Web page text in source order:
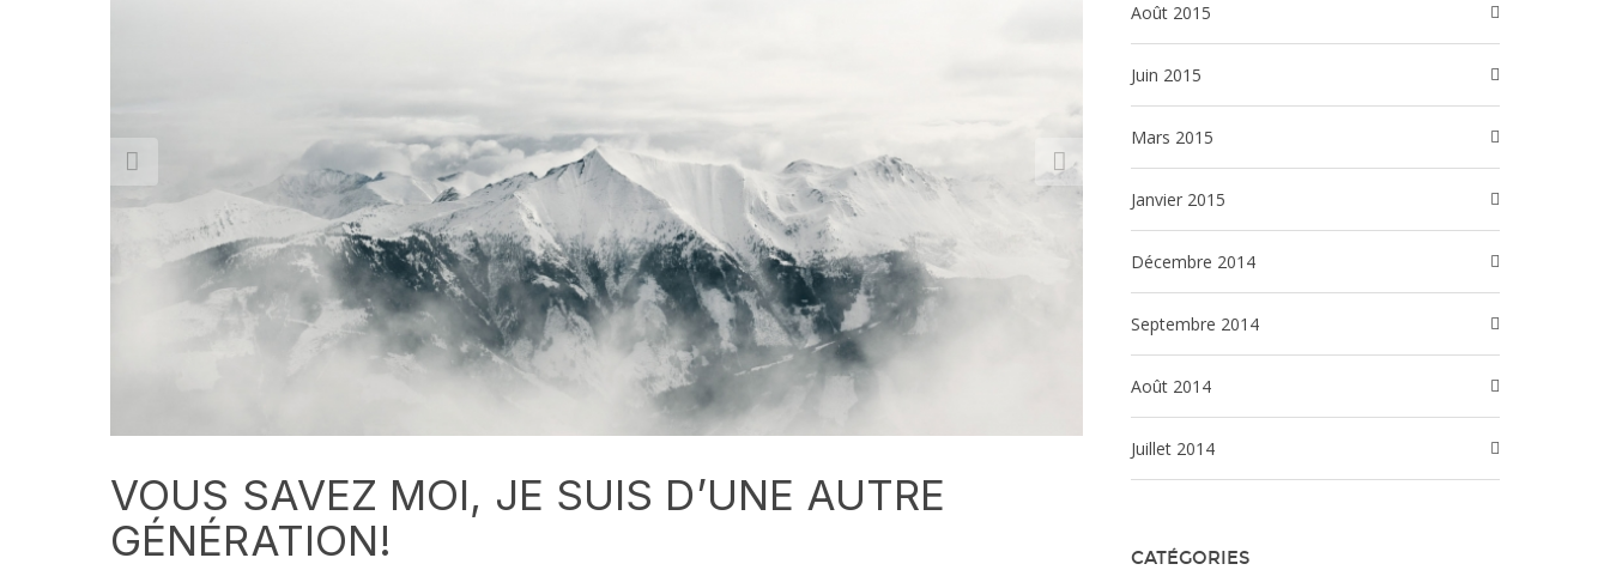
VOUS SAVEZ MOI, JE SUIS D’UNE AUTRE
GÉNÉRATION!
août 2015
juin 2015
mars 2015
janvier 2015
décembre 2014
septembre 2014
août 2014
juillet 2014
CATÉGORIES